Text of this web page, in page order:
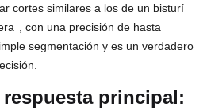
cortes similares a los de un bisturí
, con una precisión de hasta
segmentación y es un verdadero
respuesta principal: